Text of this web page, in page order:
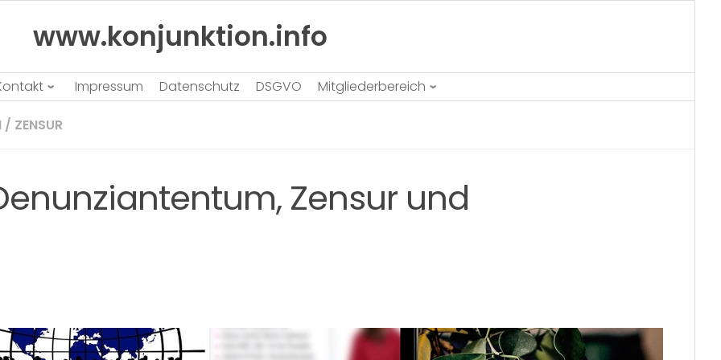
www.konjunktion.info
Impressum Datenschutz DSGVO Mitgliederbereich
/ ZENSUR
Zensur und